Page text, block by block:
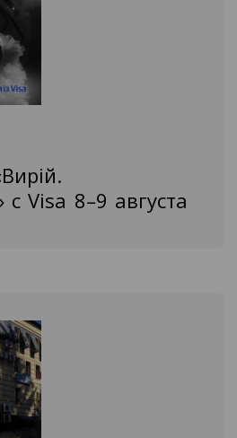
с Visa 8–9 августа